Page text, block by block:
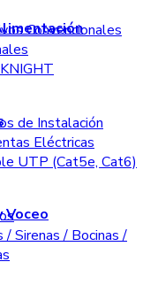
Convencionales
de Instalación
Eléctricas
UTP (Cat5e, Cat6)
Voceo
Sirenas / Bocinas /